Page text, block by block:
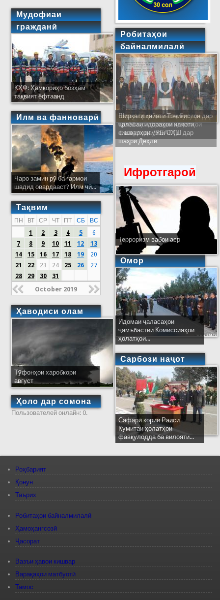
Мудофиаи
гражданӣ
КҲФ: Ҳамкориҳо бозҳам
тақвият ёфтаанд
Илм ва фанноварӣ
Чаро замин рӯ ба гармои
шадид овардааст? Илм чӣ...
Тақвим
ПН ВТ СР ЧТ ПТ СБ
ВС
1
2 3 4 5
6
7
8 9 10 11 12
13
14
15 16 17 18 19
20
21
22 23 24 25 26
27
28
29 30 31
October 2019
Ҳаводиси олам
Тӯфонҳои харобкори
август
Ҳоло дар сомона
Пользователей онлайн: 0.
Робитаҳои
байналмилалӣ
Ширкати ҳайати Тоҷикистон дар
ҷаласаи идораҳои наҷоти
кишварҳои узви СҲШ дар
шаҳри Деҳлӣ
Ифротгароӣ
Терроризм вабои аср
Омор
Идомаи ҷаласаҳои
ҷамъбастии Комиссияҳои
ҳолатҳои...
Сарбози наҷот
Сафари кории Раиси
Кумитаи ҳолатҳои
фавқулодда ба вилояти...
Роҳбарият
Қонун
Таърих
Робитаҳои байналмилалӣ
Ҳамоҳангсозӣ
Ҷасорат
Вазъи ҳавои кишвар
Варақаҳои матбуотӣ
Тамос